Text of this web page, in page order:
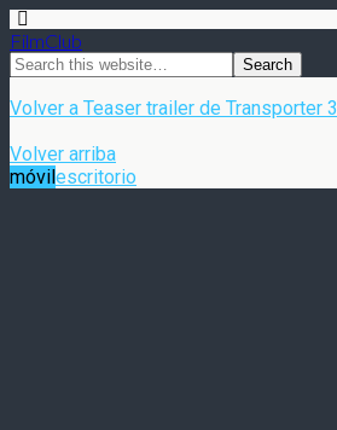
FilmClub
Volver a Teaser trailer de Transporter 3
Volver arriba
móvilescritorio